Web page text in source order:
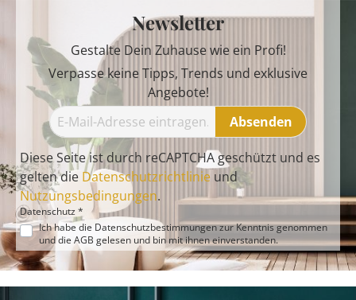
Newsletter
Gestalte Dein Zuhause wie ein Profi!
Verpasse keine Tipps, Trends und exklusive
Angebote!
Absenden
Diese Seite ist durch reCAPTCHA geschützt und es
gelten die Datenschutzrichtlinie und
Nutzungsbedingungen.
Datenschutz *
Ich habe die Datenschutzbestimmungenzur Kenntnis genommen
und die AGB gelesen und bin mit ihnen einverstanden.